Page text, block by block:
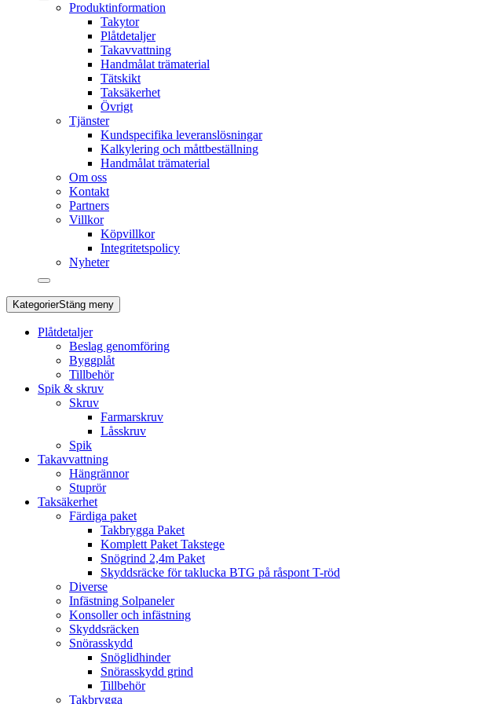
Produktinformation
Takytor
Plåtdetaljer
Takavvattning
Handmålat trämaterial
Tätskikt
Taksäkerhet
Övrigt
Tjänster
Kundspecifika leveranslösningar
Kalkylering och måttbeställning
Handmålat trämaterial
Om oss
Kontakt
Partners
Villkor
Köpvillkor
Integritetspolicy
Nyheter
KategorierStäng meny
Plåtdetaljer
Beslag genomföring
Byggplåt
Tillbehör
Spik & skruv
Skruv
Farmarskruv
Låsskruv
Spik
Takavvattning
Hängrännor
Stuprör
Taksäkerhet
Färdiga paket
Takbrygga Paket
Komplett Paket Takstege
Snögrind 2,4m Paket
Skyddsräcke för taklucka BTG på råspont T-röd
Diverse
Infästning Solpaneler
Konsoller och infästning
Skyddsräcken
Snörasskydd
Snöglidhinder
Snörasskydd grind
Tillbehör
Takbrygga